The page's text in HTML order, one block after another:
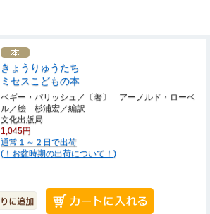
きょうりゅうたち
ミセスこどもの本
ペギー・パリッシュ／〔著〕 アーノルド・ローベ
ル／絵 杉浦宏／編訳
文化出版局
1,045円
通常１～２日で出荷
(！お盆時期の出荷について！)